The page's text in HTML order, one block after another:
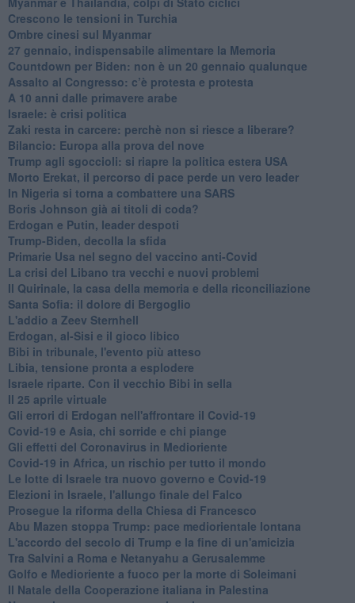
Crescono le tensioni in Turchia
Ombre cinesi sul Myanmar
27 gennaio, indispensabile alimentare la Memoria
Countdown per Biden: non è un 20 gennaio qualunque
Assalto al Congresso: c’è protesta e protesta
A 10 anni dalle primavere arabe
Israele: è crisi politica
Zaki resta in carcere: perchè non si riesce a liberare?
Bilancio: Europa alla prova del nove
Trump agli sgoccioli: si riapre la politica estera USA
Morto Erekat, il percorso di pace perde un vero leader
In Nigeria si torna a combattere una SARS
Boris Johnson già ai titoli di coda?
Erdogan e Putin, leader despoti
Trump-Biden, decolla la sfida
Primarie Usa nel segno del vaccino anti-Covid
La crisi del Libano tra vecchi e nuovi problemi
Il Quirinale, la casa della memoria e della riconciliazione
Santa Sofia: il dolore di Bergoglio
L'addio a ​Zeev Sternhell
Erdogan, al-Sisi e il gioco libico
Bibi in tribunale, l'evento più atteso
Libia, tensione pronta a esplodere
Israele riparte. Con il vecchio Bibi in sella
Il 25 aprile virtuale
Gli errori di Erdogan nell'affrontare il Covid-19
Covid-19 e Asia, chi sorride e chi piange
Gli effetti del Coronavirus in Medioriente
Covid-19 in Africa, un rischio per tutto il mondo
Le lotte di Israele tra nuovo governo e Covid-19
Elezioni in Israele, l'allungo finale del Falco
Prosegue la riforma della Chiesa di Francesco
Abu Mazen stoppa Trump: pace mediorientale lontana
L'accordo del secolo di Trump e la fine di un'amicizia
Tra Salvini a Roma e Netanyahu a Gerusalemme
Golfo e Medioriente a fuoco per la morte di Soleimani
Il Natale della Cooperazione italiana in Palestina